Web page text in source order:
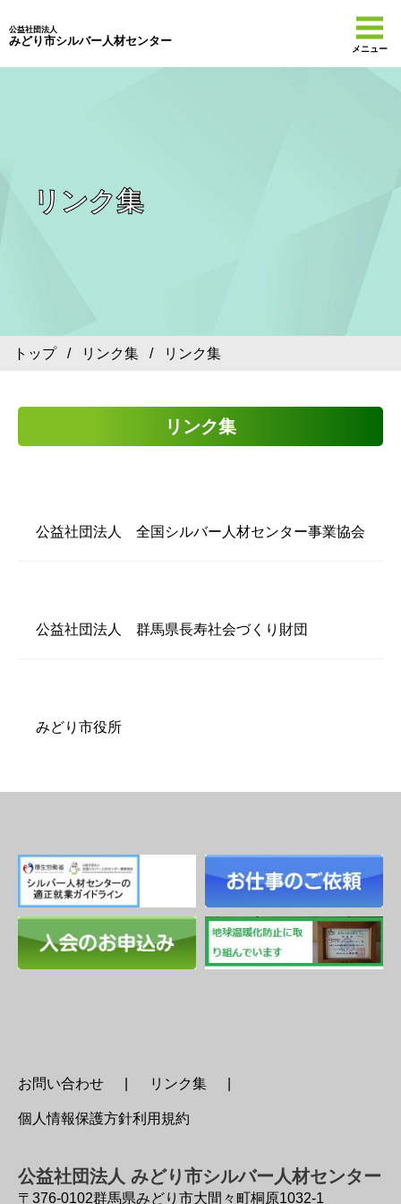
公益社団法人
みどり市シルバー人材センター
メニュー
リンク集
トップ/ リンク集 / リンク集
リンク集
公益社団法人 全国シルバー人材センター事業協会
公益社団法人 群馬県長寿社会づくり財団
みどり市役所
お問い合わせ リンク集
個人情報保護方針利用規約
公益社団法人 みどり市シルバー人材センター
〒376-0102群馬県みどり市大間々町桐原1032-1